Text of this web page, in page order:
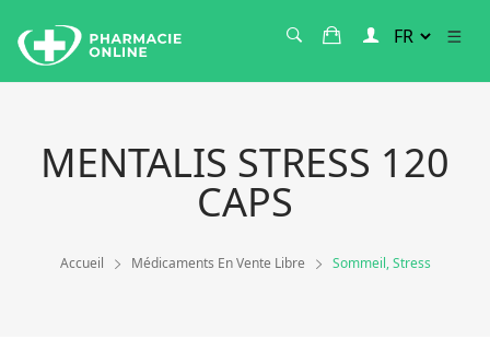
MENTALIS STRESS 120
CAPS
Accueil Médicaments En Vente Libre Sommeil, Stress